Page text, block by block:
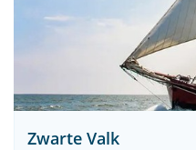
Zwarte Valk